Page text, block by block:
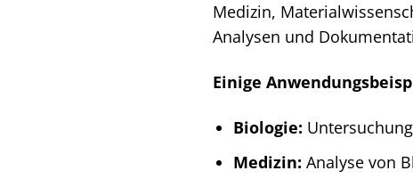
Medizin,
Analysen und
Einige
Biologie:
Medizin: Analyse von